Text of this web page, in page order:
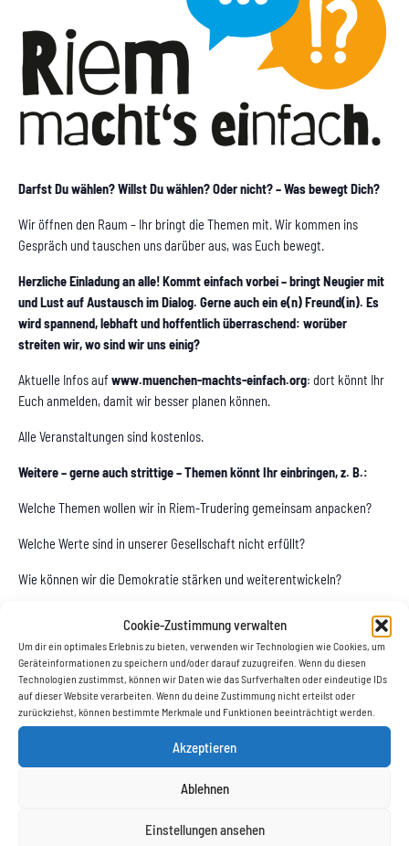
Cookie-Zustimmung verwalten
Um dir ein optimales Erlebnis zu bieten, verwenden wir Technologien wie Cookies, um
Geräteinformationen zu speichern und/oder darauf zuzugreifen. Wenn du diesen
Technologien zustimmst, können wir Daten wie das Surfverhalten oder eindeutige IDs
auf dieser Website verarbeiten. Wenn du deine Zustimmung nicht erteilst oder
zurückziehst, können bestimmte Merkmale und Funktionen beeinträchtigt werden.
Akzeptieren
Ablehnen
Einstellungen ansehen
Darfst Du wählen? Willst Du wählen? Oder nicht? – Was bewegt Dich?
Wir öffnen den Raum – Ihr bringt die Themen mit. Wir kommen ins
Gespräch und tauschen uns darüber aus, was Euch bewegt.
Herzliche Einladung an alle! Kommt einfach vorbei – bringt Neugier mit
und Lust auf Austausch im Dialog. Gerne auch ein e(n) Freund(in). Es
wird spannend, lebhaft und hoffentlich überraschend: worüber
streiten wir, wo sind wir uns einig?
Aktuelle Infos auf www.muenchen-machts-einfach.org: dort könnt Ihr
Euch anmelden, damit wir besser planen können.
Alle Veranstaltungen sind kostenlos.
Weitere – gerne auch strittige – Themen könnt Ihr einbringen, z. B.:
Welche Themen wollen wir in Riem-Trudering gemeinsam anpacken?
Welche Werte sind in unserer Gesellschaft nicht erfüllt?
Wie können wir die Demokratie stärken und weiterentwickeln?
Details
Datum:
28. Februar
Zeit:
Veranstalter